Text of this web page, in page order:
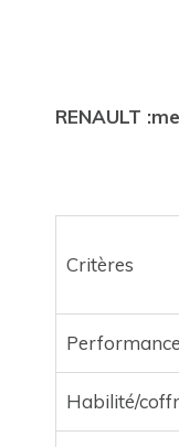
RENAULT
Critères
Habilité/